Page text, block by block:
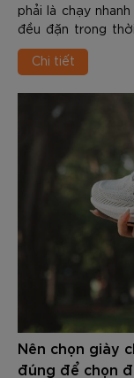
phải là chạy
đều đặn trong
sau vài tuần vì
giáo án hoặc
Chi tiết
Nên chọn giày
đúng để chọn